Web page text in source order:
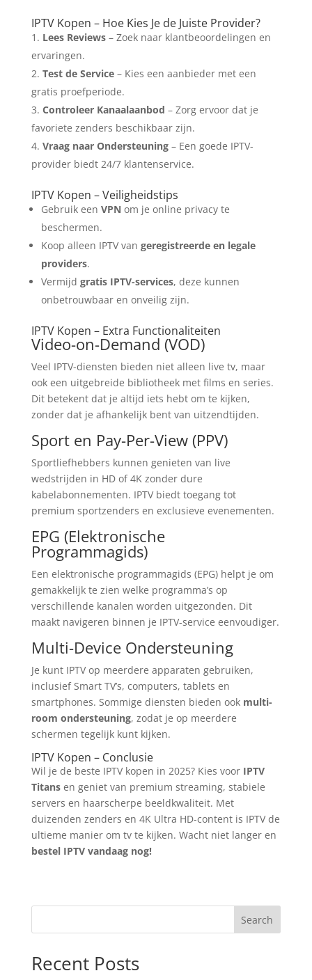
IPTV Kopen – Hoe Kies Je de Juiste Provider?
Lees Reviews– Zoek naar klantbeoordelingen en
ervaringen.
Test de Service– Kies een aanbieder met een
gratis proefperiode.
Controleer Kanaalaanbod – Zorg ervoor dat je
favoriete zenders beschikbaar zijn.
Vraag naar Ondersteuning– Een goede IPTV-
provider biedt 24/7 klantenservice.
IPTV Kopen – Veiligheidstips
Gebruik een VPN om je online privacy te
beschermen.
Koop alleen IPTV van geregistreerde en legale
providers.
Vermijd gratis IPTV-services, deze kunnen
onbetrouwbaar en onveilig zijn.
IPTV Kopen – Extra Functionaliteiten
Video-on-Demand (VOD)
Veel IPTV-diensten bieden niet alleen live tv, maar
ook een uitgebreide bibliotheek met films en series.
Dit betekent dat je altijd iets hebt om te kijken,
zonder dat je afhankelijk bent van uitzendtijden.
Sport en Pay-Per-View (PPV)
Sportliefhebbers kunnen genieten van live
wedstrijden in HD of 4K zonder dure
kabelabonnementen. IPTV biedt toegang tot
premium sportzenders en exclusieve evenementen.
EPG (Elektronische
Programmagids)
Een elektronische programmagids (EPG) helpt je om
gemakkelijk te zien welke programma’s op
verschillende kanalen worden uitgezonden. Dit
maakt navigeren binnen je IPTV-service eenvoudiger.
Multi-Device Ondersteuning
Je kunt IPTV op meerdere apparaten gebruiken,
inclusief Smart TV’s, computers, tablets en
smartphones. Sommige diensten bieden ook multi-
room ondersteuning, zodat je op meerdere
schermen tegelijk kunt kijken.
IPTV Kopen – Conclusie
Wil je de beste IPTV kopen in 2025? Kies voor IPTV
Titansen geniet van premium streaming, stabiele
servers en haarscherpe beeldkwaliteit. Met
duizenden zenders en 4K Ultra HD-content is IPTV de
ultieme manier om tv te kijken. Wacht niet langer en
bestel IPTV vandaag nog!
Search
Recent Posts